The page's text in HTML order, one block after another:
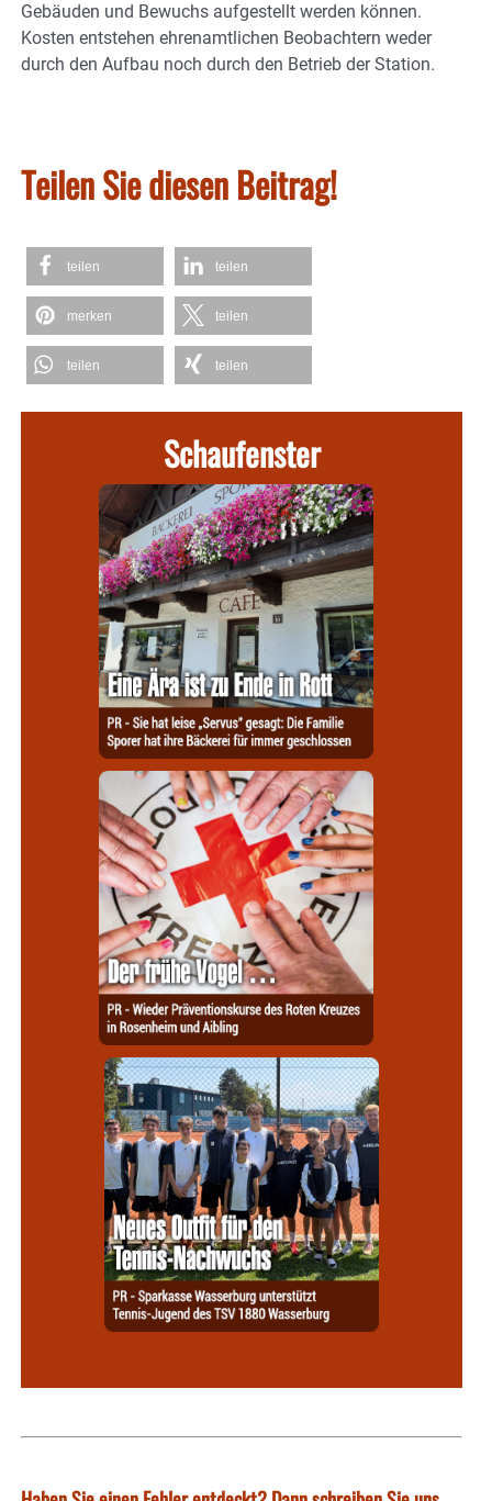
Gebäuden und Bewuchs aufgestellt werden können.
Kosten entstehen ehrenamtlichen Beobachtern weder
durch den Aufbau noch durch den Betrieb der Station.
Teilen Sie diesen Beitrag!
teilen teilen
merken teilen
teilen teilen
Schaufenster